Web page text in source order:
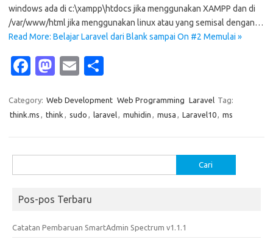
windows ada di c:\xampp\htdocs jika menggunakan XAMPP dan di
/var/www/html jika menggunakan linux atau yang semisal dengan…
Read More: Belajar Laravel dari Blank sampai On #2 Memulai »
Fa
e
b
M
t
o
E
ail ar
e
Category: Web Development Web Programming Laravel Tag:
think.ms , think , sudo , laravel, muhidin , musa , Laravel10, ms
untuk:
Pos-pos Terbaru
Catatan Pembaruan SmartAdmin Spectrum v1.1.1